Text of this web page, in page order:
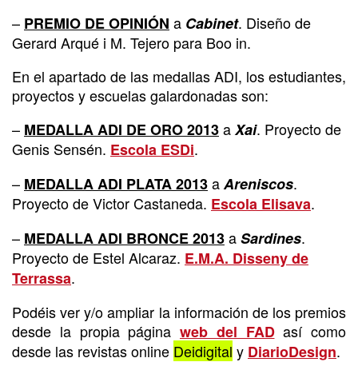
– PREMIO DE OPINIÓN a Cabinet. Diseño de
Gerard Arqué i M. Tejero para Boo in.
En el apartado de las medallas ADI, los estudiantes,
proyectos y escuelas galardonadas son:
– MEDALLA ADI DE ORO 2013aXai. Proyecto de
Genis Sensén. Escola ESDi.
– MEDALLA ADI PLATA 2013aAreniscos.
Proyecto de Victor Castaneda. Escola Elisava.
– MEDALLA ADI BRONCE 2013aSardines.
Proyecto de Estel Alcaraz. E.M.A. Disseny de
Terrassa.
Podéis ver y/o ampliar la información de los premios
desde la propia página web del FADasí como
desde las revistas online Deidigital y DiarioDesign.